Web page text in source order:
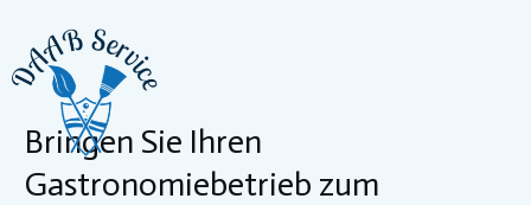
Bringen Sie Ihren
Gastronomiebetrieb zum